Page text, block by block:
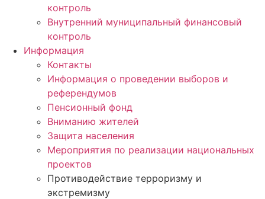
контроль
Внутренний муниципальный финансовый
контроль
Информация
Контакты
Информация о проведении выборов и
референдумов
Пенсионный фонд
Вниманию жителей
Защита населения
Мероприятия по реализации национальных
проектов
Противодействие терроризму и
экстремизму